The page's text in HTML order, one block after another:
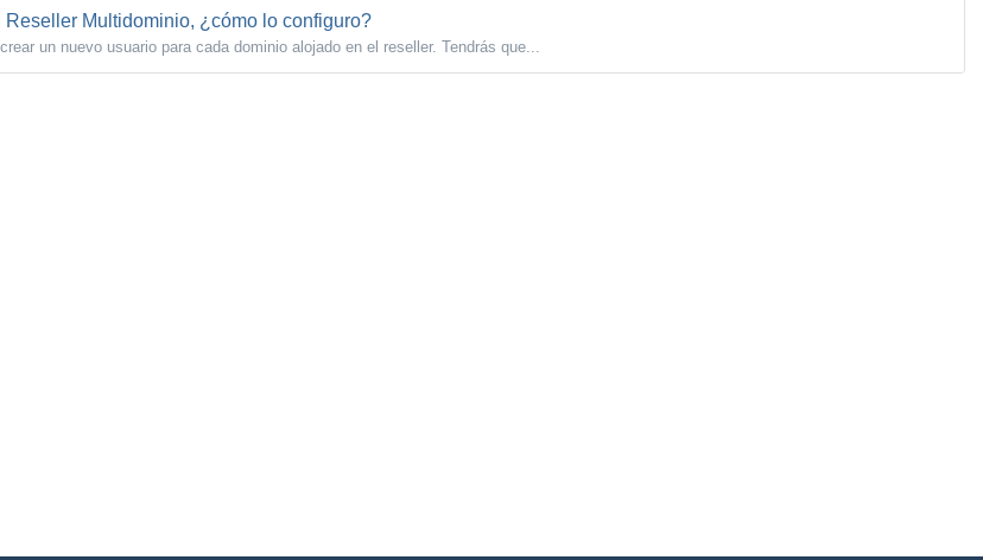
Reseller Multidominio, ¿cómo lo configuro?
un nuevo usuario para cada dominio alojado en el reseller. Tendrás que...